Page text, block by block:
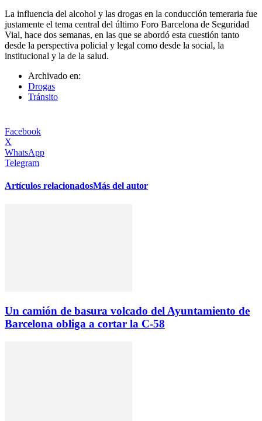
La influencia del alcohol y las drogas en la conducción temeraria fue
justamente el tema central del último Foro Barcelona de Seguridad
Vial, hace dos semanas, en las que se abordó esta cuestión tanto
desde la perspectiva policial y legal como desde la social, la
institucional y la de la salud.
Archivado en:
Drogas
Tránsito
Facebook
X
WhatsApp
Telegram
Artículos relacionadosMás del autor
Un camión de basura volcado del Ayuntamiento de
Barcelona obliga a cortar la C-58